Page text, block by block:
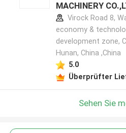
MACHINERY
Herstellerprofil
Virock Road 8,
economy &
development zone,
Hunan, China ,China
5.0
Überprüfter
Sehen Sie